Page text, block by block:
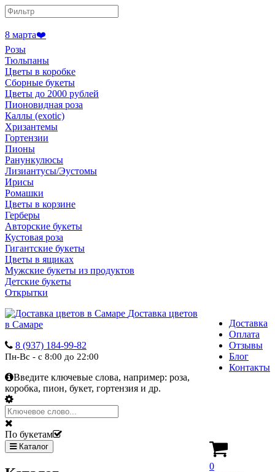
8 марта❤️
Розы
Тюльпаны
Цветы в коробке
Сборные букеты
Цветы до 2000 рублей
Пионовидная роза
Каллы (exotic)
Хризантемы
Гортензии
Пионы
Ранункулюсы
Лизиантусы/Эустомы
Ирисы
Ромашки
Цветы в корзине
Герберы
Авторские букеты
Кустовая роза
Гигантские букеты
Цветы в ящиках
Мужские букеты из продуктов
Детские букеты
Открытки
Доставка
Оплата
Отзывы
Блог
Контакты
Доставка цветов
в Самаре
8 (937) 184-99-82
Пн-Вс - с 8:00 до 22:00
Введите ключевые слова, например: роза,
коробка, пион, букет, гортензия и др.
По букетам
0
Каталог